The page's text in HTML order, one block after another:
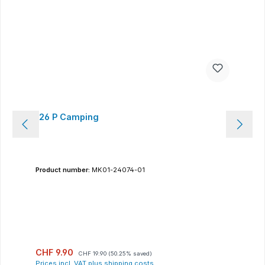
126 P Camping
Product number: MK01-24074-01
Sale price:
CHF 9.90 CHF 19.90 (50.25% saved)
Prices incl. VAT plus shipping costs